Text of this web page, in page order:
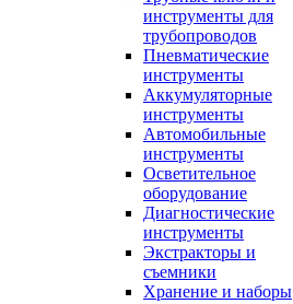
инструменты для
трубопроводов
Пневматические
инструменты
Аккумуляторные
инструменты
Автомобильные
инструменты
Осветительное
оборудование
Диагностические
инструменты
Экстракторы и
съемники
Хранение и наборы